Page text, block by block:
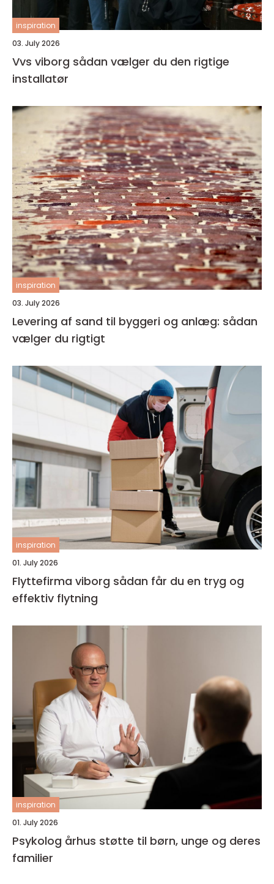
inspiration
03. July 2026
Vvs viborg sådan vælger du den rigtige
installatør
inspiration
03. July 2026
Levering af sand til byggeri og anlæg: sådan
vælger du rigtigt
inspiration
01. July 2026
Flyttefirma viborg sådan får du en tryg og
effektiv flytning
inspiration
01. July 2026
Psykolog århus støtte til børn, unge og deres
familier